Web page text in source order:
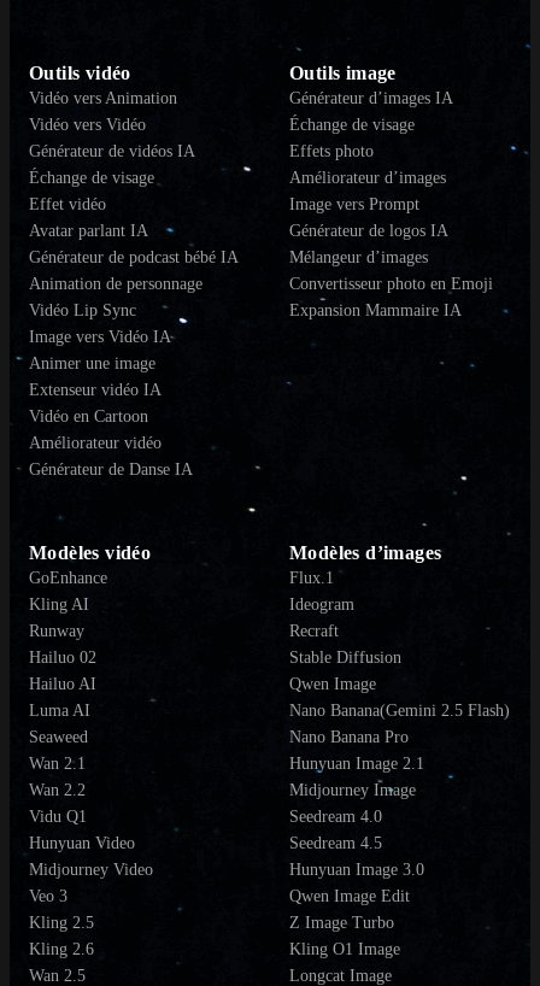
Outils vidéo
Vidéo vers Animation
Vidéo vers Vidéo
Générateur de vidéos IA
Échange de visage
Effet vidéo
Avatar parlant IA
Générateur de podcast bébé IA
Animation de personnage
Vidéo Lip Sync
Image vers Vidéo IA
Animer une image
Extenseur vidéo IA
Vidéo en Cartoon
Améliorateur vidéo
Générateur de Danse IA
Outils image
Générateur d’images IA
Échange de visage
Effets photo
Améliorateur d’images
Image vers Prompt
Générateur de logos IA
Mélangeur d’images
Convertisseur photo en Emoji
Expansion Mammaire IA
Modèles vidéo
GoEnhance
Kling AI
Runway
Hailuo 02
Hailuo AI
Luma AI
Seaweed
Wan 2.1
Wan 2.2
Vidu Q1
Hunyuan Video
Midjourney Video
Veo 3
Kling 2.5
Kling 2.6
Wan 2.5
Modèles d’images
Flux.1
Ideogram
Recraft
Stable Diffusion
Qwen Image
Nano Banana(Gemini 2.5 Flash)
Nano Banana Pro
Hunyuan Image 2.1
Midjourney Image
Seedream 4.0
Seedream 4.5
Hunyuan Image 3.0
Qwen Image Edit
Z Image Turbo
Kling O1 Image
Longcat Image